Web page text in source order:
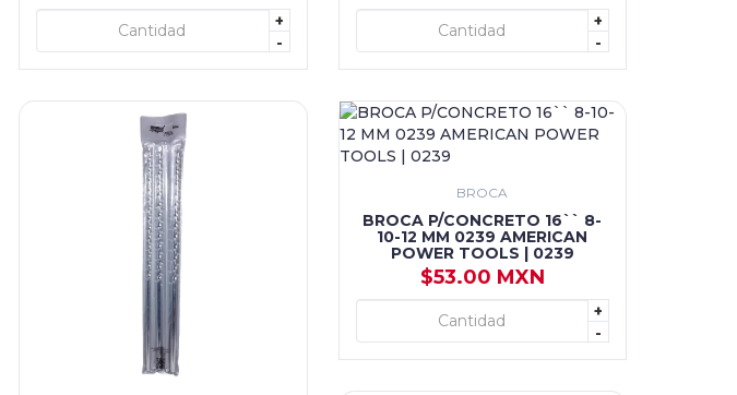
+
-
+ AGREGAR
+
-
+ AGREGAR
BROCA
BROCA P/CONCRETO 16`` 8-
10-12 MM 0239 AMERICAN
POWER TOOLS | 0239
$53.00 MXN
+
-
+ AGREGAR